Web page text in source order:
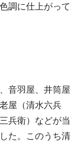
調に仕上がって
音羽屋、井筒屋
屋（清水六兵
兵衛）などが当
た。このうち清